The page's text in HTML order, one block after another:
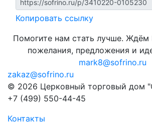
Копировать ссылку
Помогите нам стать лучше.
пожелания, предложения и
mark8@sofrino.ru
zakaz@sofrino.ru
© 2026 Церковный торговый дом
+7 (499) 550-44-45
Контакты